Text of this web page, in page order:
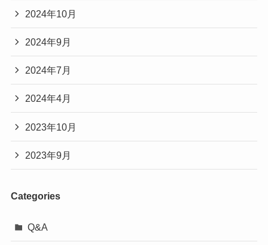
2024年10月
2024年9月
2024年7月
2024年4月
2023年10月
2023年9月
Categories
Q&A